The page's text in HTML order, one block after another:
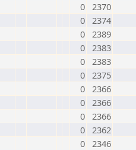
0 2370
0 2374
0 2389
0 2383
0 2383
0 2375
0 2366
0 2366
0 2366
0 2362
0 2346